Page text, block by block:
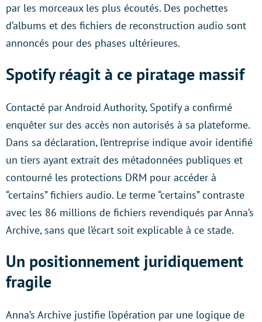
par les morceaux les plus écoutés. Des pochettes
d’albums et des fichiers de reconstruction audio sont
annoncés pour des phases ultérieures.
Spotify réagit à ce piratage massif
Contacté par Android Authority, Spotify a confirmé
enquêter sur des accès non autorisés à sa plateforme.
Dans sa déclaration, l’entreprise indique avoir identifié
un tiers ayant extrait des métadonnées publiques et
contourné les protections DRM pour accéder à
“certains” fichiers audio. Le terme “certains” contraste
avec les 86 millions de fichiers revendiqués par Anna’s
Archive, sans que l’écart soit explicable à ce stade.
Un positionnement juridiquement
fragile
Anna’s Archive justifie l’opération par une logique de